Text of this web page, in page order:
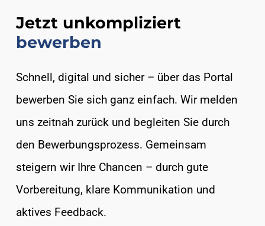
Jetzt unkompliziert
bewerben
Schnell, digital und sicher – über das Portal
bewerben Sie sich ganz einfach. Wir melden
uns zeitnah zurück und begleiten Sie durch
den Bewerbungsprozess. Gemeinsam
steigern wir Ihre Chancen – durch gute
Vorbereitung, klare Kommunikation und
aktives Feedback.